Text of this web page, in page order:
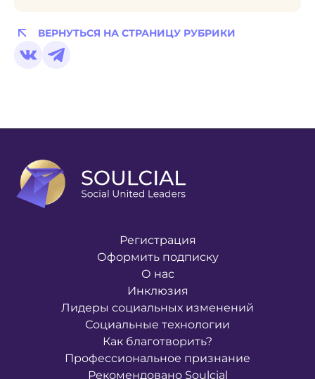
ВЕРНУТЬСЯ НА СТРАНИЦУ РУБРИКИ
Регистрация
Оформить подписку
О нас
Инклюзия
Лидеры социальных изменений
Социальные технологии
Как благотворить?
Профессиональное признание
Рекомендовано Soulcial